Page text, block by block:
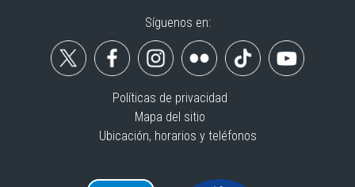
Síguenos en:
Políticas de privacidad
Mapa del sitio
Ubicación, horarios y teléfonos